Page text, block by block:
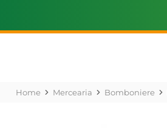
Mercearia Bomboniere